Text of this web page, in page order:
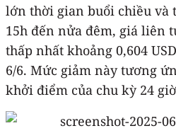
lớn thời gian buổi chiều và
15h đến nửa đêm, giá liên
thấp nhất khoảng 0,604
6/6. Mức giảm này tương
khởi điểm của chu kỳ 24